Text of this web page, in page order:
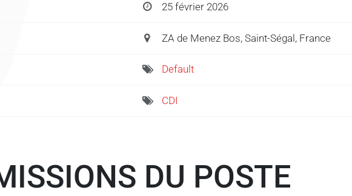
25 février 2026
ZA de Menez Bos, Saint-Ségal, France
Default
CDI
DU POSTE